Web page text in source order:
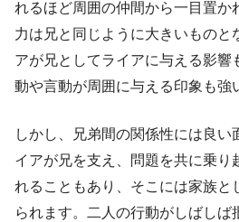
れるほど周囲の仲間から一目置か
力は兄と同じように大きいものと
アが兄としてライアに与える影響
動や言動が周囲に与える印象も強
しかし、兄弟間の関係性には良い
イアが兄を支え、問題を共に乗り
れることもあり、そこには家族と
られます。二人の行動がしばしば